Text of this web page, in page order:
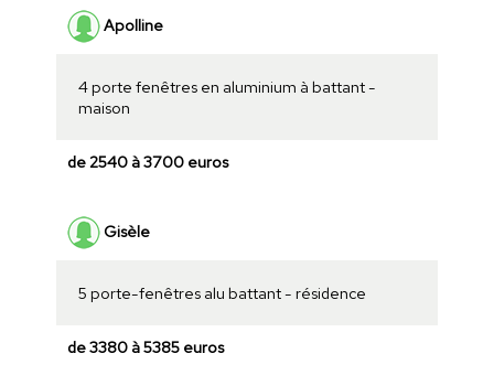
Apolline
4 porte fenêtres en aluminium à battant -
maison
de 2540 à 3700 euros
Gisèle
5 porte-fenêtres alu battant - résidence
de 3380 à 5385 euros